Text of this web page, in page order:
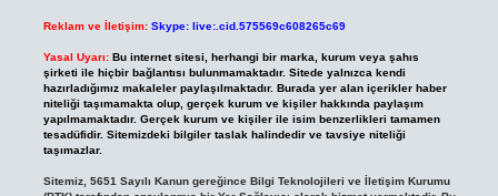
Reklam ve İletişim: Skype: live:.cid.575569c608265c69
Yasal Uyarı: Bu internet sitesi, herhangi bir marka, kurum veya şahıs
şirketi ile hiçbir bağlantısı bulunmamaktadır. Sitede yalnızca kendi
hazırladığımız makaleler paylaşılmaktadır. Burada yer alan içerikler haber
niteliği taşımamakta olup, gerçek kurum ve kişiler hakkında paylaşım
yapılmamaktadır. Gerçek kurum ve kişiler ile isim benzerlikleri tamamen
tesadüfidir. Sitemizdeki bilgiler taslak halindedir ve tavsiye niteliği
taşımazlar.
Sitemiz, 5651 Sayılı Kanun gereğince Bilgi Teknolojileri ve İletişim Kurumu